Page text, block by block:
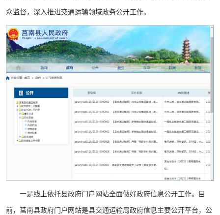
众监督，深入推进交通运输领域政务公开工作。
一是线上依托县政府门户网站全面做好政府信息公开工作。目
前，莒南县政府门户网站是县交通运输局政府信息主要公开平台，公